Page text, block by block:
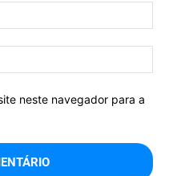
neste navegador para a